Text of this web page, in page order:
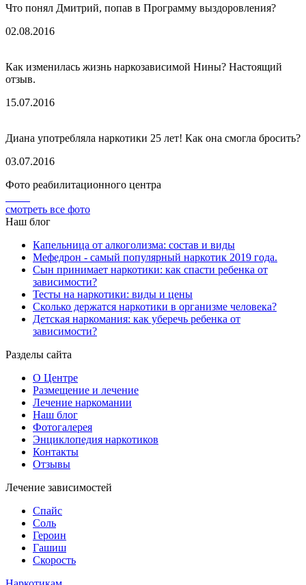
Что понял Дмитрий, попав в Программу выздоровления?
02.08.2016
Как изменилась жизнь наркозависимой Нины? Настоящий
отзыв.
15.07.2016
Диана употребляла наркотики 25 лет! Как она смогла бросить?
03.07.2016
Фото реабилитационного центра
смотреть все фото
Наш блог
Капельница от алкоголизма: состав и виды
Мефедрон - самый популярный наркотик 2019 года.
Сын принимает наркотики: как спасти ребенка от
зависимости?
Тесты на наркотики: виды и цены
Сколько держатся наркотики в организме человека?
Детская наркомания: как уберечь ребенка от
зависимости?
Разделы сайта
О Центре
Размещение и лечение
Лечение наркомании
Наш блог
Фотогалерея
Энциклопедия наркотиков
Контакты
Отзывы
Лечение зависимостей
Спайс
Соль
Героин
Гашиш
Скорость